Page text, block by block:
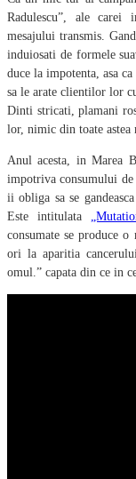
Radulescu”, ale
mesajului transmis.
induiosati de formele
duce la impotenta, asa
sa le arate clientilor lor
Dinti stricati, plamani
lor, nimic din toate astea
Anul acesta, in Marea
impotriva consumului
ii obliga sa se
Este intitulata
consumate se produce
ori la aparitia
omul.” capata din ce in